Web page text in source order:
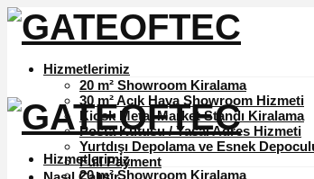
Hizmetlerimiz
20 m² Showroom Kiralama
30 m² Açık Hava Showroom Hizmeti
Kiosk Metal Market Standı Kiralama
Posta Kutusu / Yasal Adres Hizmeti
Yurtdışı Depolama ve Esnek
Full Payment
Hizmetlerimiz
20 m² Showroom Kiralama